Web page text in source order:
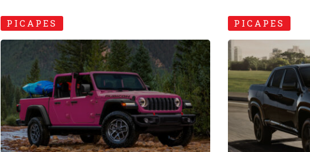
PICAPES PICAPES